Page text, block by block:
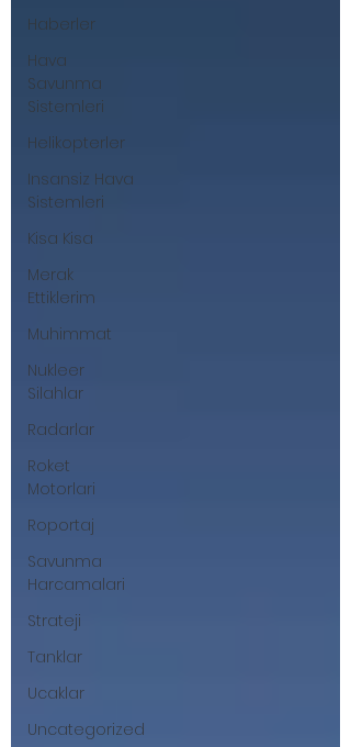
Haberler
Hava
Savunma
Sistemleri
Helikopterler
Insansiz Hava
Sistemleri
Kisa Kisa
Merak
Ettiklerim
Muhimmat
Nukleer
Silahlar
Radarlar
Roket
Motorlari
Roportaj
Savunma
Harcamalari
Strateji
Tanklar
Ucaklar
Uncategorized